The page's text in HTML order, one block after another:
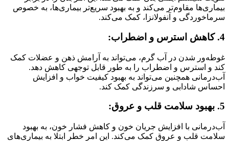
بیماری‌ها مقاوم‌تر می‌کند و به بهبود سریع‌تر بیماری‌ها، به خصوص
سرماخوردگی و آنفولانزا، کمک می‌کند.
4. کاهش استرس و اضطراب:
غوطه‌ور شدن در آب گرم، می‌تواند به آرامش ذهن و عضلات کمک
کند و استرس و اضطراب را به طور قابل توجهی کاهش دهد.
آب‌درمانی همچنین می‌تواند به بهبود کیفیت خواب و افزایش
احساس شادابی و سرزندگی کمک کند.
5. بهبود سلامت قلب و عروق:
آب‌درمانی با افزایش جریان خون و کاهش فشار خون، به بهبود
سلامت قلب و عروق کمک می‌کند. این امر خطر ابتلا به بیماری‌های